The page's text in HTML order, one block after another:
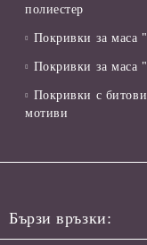
полиестер
Покривки за маса
Покривки за маса
Покривки с битови
мотиви
Бързи връзки: